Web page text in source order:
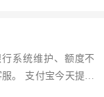
系统维护、额度不
。 支付宝今天提现
限制提醒。查看银